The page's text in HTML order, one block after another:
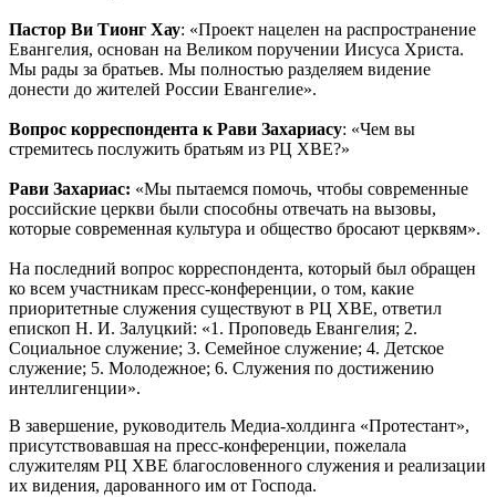
Пастор Ви Тионг Хау: «Проект нацелен на распространение
Евангелия, основан на Великом поручении Иисуса Христа.
Мы рады за братьев. Мы полностью разделяем видение
донести до жителей России Евангелие».
Вопрос корреспондента к Рави Захариасу: «Чем вы
стремитесь послужить братьям из РЦ ХВЕ?»
Рави Захариас: «Мы пытаемся помочь, чтобы современные
российские церкви были способны отвечать на вызовы,
которые современная культура и общество бросают церквям».
На последний вопрос корреспондента, который был обращен
ко всем участникам пресс-конференции, о том, какие
приоритетные служения существуют в РЦ ХВЕ, ответил
епископ Н. И. Залуцкий: «1. Проповедь Евангелия; 2.
Социальное служение; 3. Семейное служение; 4. Детское
служение; 5. Молодежное; 6. Служения по достижению
интеллигенции».
В завершение, руководитель Медиа-холдинга «Протестант»,
присутствовавшая на пресс-конференции, пожелала
служителям РЦ ХВЕ благословенного служения и реализации
их видения, дарованного им от Господа.